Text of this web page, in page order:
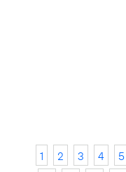
1 2 3 4 5